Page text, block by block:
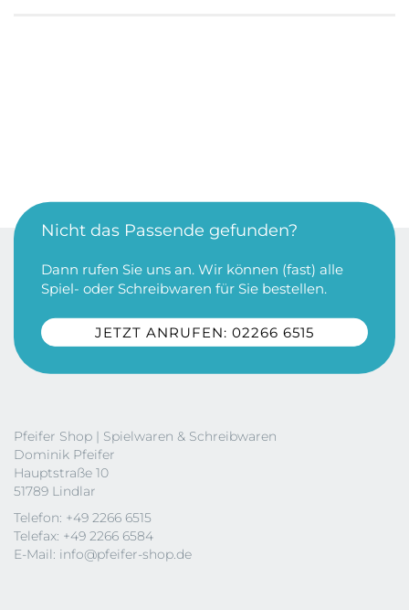
Nicht das Passende gefunden?
Dann rufen Sie uns an. Wir können (fast) alle
Spiel- oder Schreibwaren für Sie bestellen.
JETZT ANRUFEN: 02266 6515
Pfeifer Shop | Spielwaren & Schreibwaren
Dominik Pfeifer
Hauptstraße 10
51789 Lindlar
Telefon: +49 2266 6515
Telefax: +49 2266 6584
E-Mail: info@pfeifer-shop.de